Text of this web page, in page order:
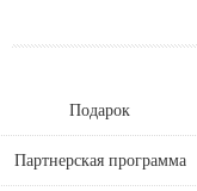
Подарок
Партнерская программа